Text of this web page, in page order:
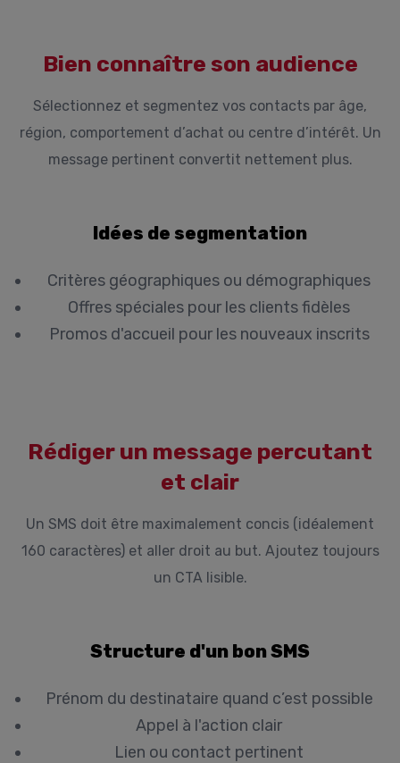
Bien connaître son audience
Sélectionnez et segmentez vos contacts par âge,
région, comportement d’achat ou centre d’intérêt. Un
message pertinent convertit nettement plus.
Idées de segmentation
Critères géographiques ou démographiques
Offres spéciales pour les clients fidèles
Promos d'accueil pour les nouveaux inscrits
Rédiger un message percutant
et clair
Un SMS doit être maximalement concis (idéalement
160 caractères) et aller droit au but. Ajoutez toujours
un CTA lisible.
Structure d'un bon SMS
Prénom du destinataire quand c’est possible
Appel à l'action clair
Lien ou contact pertinent